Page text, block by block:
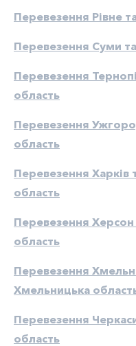
Перевезення Рівне
Перевезення Суми
Перевезення
область
Перевезення
область
Перевезення Харків
область
Перевезення Херсон
область
Перевезення
Хмельницька
Перевезення
область